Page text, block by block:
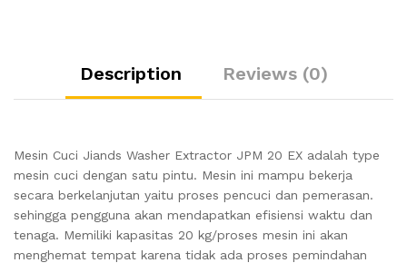
Description Reviews (0)
Mesin Cuci Jiands Washer Extractor JPM 20 EX adalah type
mesin cuci dengan satu pintu. Mesin ini mampu bekerja
secara berkelanjutan yaitu proses pencuci dan pemerasan.
sehingga pengguna akan mendapatkan efisiensi waktu dan
tenaga. Memiliki kapasitas 20 kg/proses mesin ini akan
menghemat tempat karena tidak ada proses pemindahan